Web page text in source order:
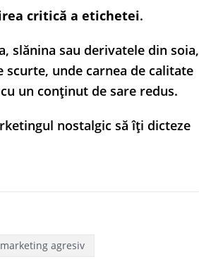
critică a etichetei.
slănina sau derivatele din soia,
unde carnea de calitate
un conținut de sare redus.
nostalgic să îți dicteze
marketing agresiv